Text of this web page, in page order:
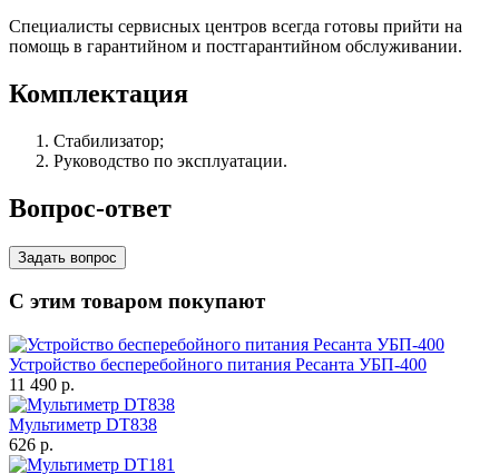
Специалисты сервисных центров всегда готовы прийти на
помощь в гарантийном и постгарантийном обслуживании.
Комплектация
Стабилизатор;
Руководство по эксплуатации.
Вопрос-ответ
Задать вопрос
С этим товаром покупают
Устройство бесперебойного питания Ресанта УБП-400
11 490 p.
Мультиметр DT838
626 p.